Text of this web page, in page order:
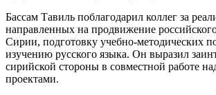
Бассам Тавиль поблагодарил коллег за
направленных на продвижение
Сирии, подготовку учебно-методических
изучению русского языка. Он выразил
сирийской стороны в совместной работе
проектами.